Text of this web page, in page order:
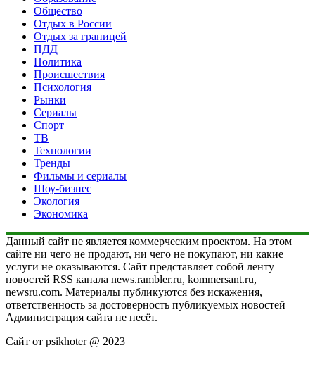
Общество
Отдых в России
Отдых за границей
ПДД
Политика
Происшествия
Психология
Рынки
Сериалы
Спорт
ТВ
Технологии
Тренды
Фильмы и сериалы
Шоу-бизнес
Экология
Экономика
Данный сайт не является коммерческим проектом. На этом
сайте ни чего не продают, ни чего не покупают, ни какие
услуги не оказываются. Сайт представляет собой ленту
новостей RSS канала news.rambler.ru, kommersant.ru,
newsru.com. Материалы публикуются без искажения,
ответственность за достоверность публикуемых новостей
Администрация сайта не несёт.
Сайт от psikhoter @ 2023